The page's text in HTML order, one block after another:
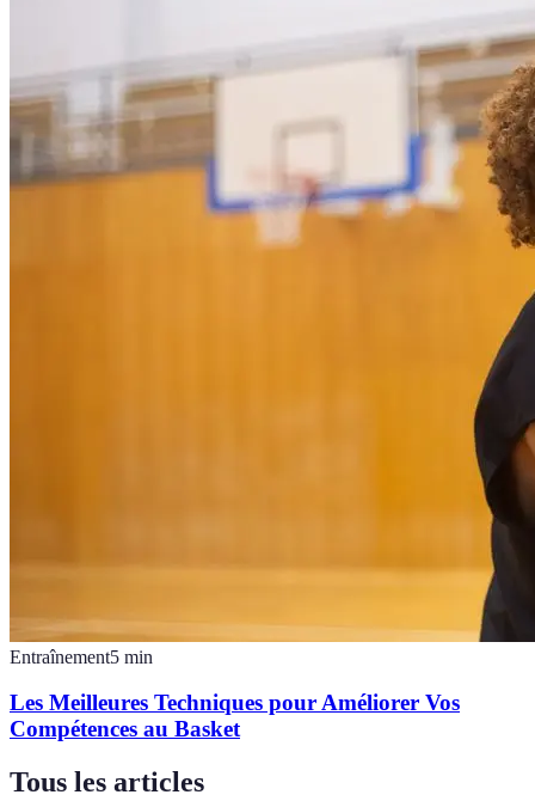
Entraînement5 min
Les Meilleures Techniques pour Améliorer Vos
Compétences au Basket
Tous les articles